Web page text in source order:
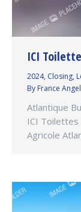
ICI
2024, Closing,
By France
Atlantique
ICI
Agricole